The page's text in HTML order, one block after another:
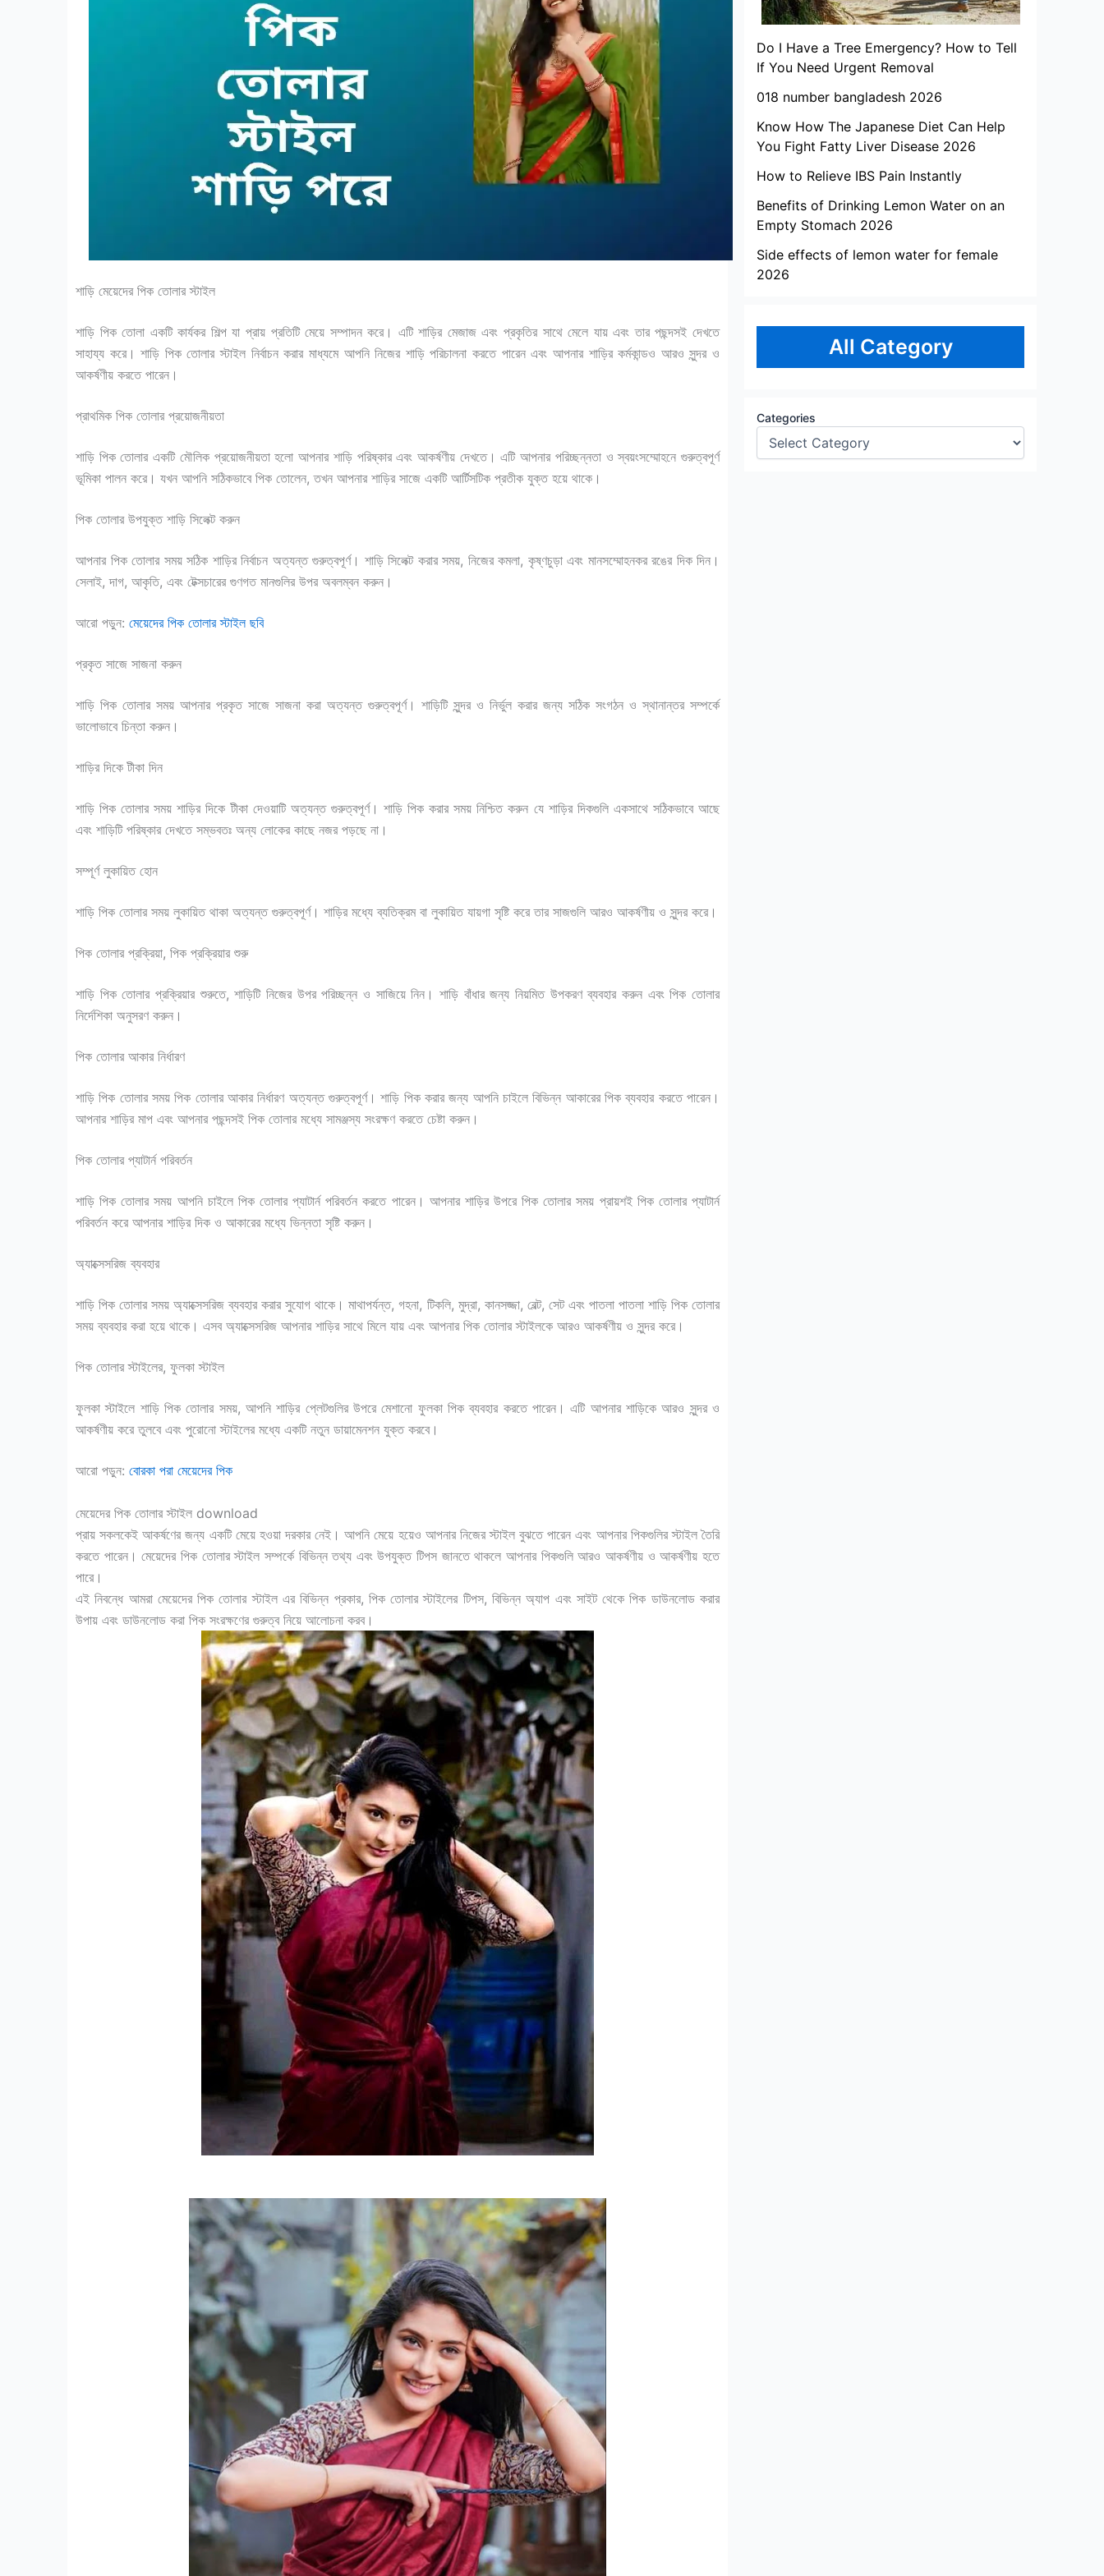
শাড়ি মেয়েদের পিক তোলার স্টাইল
শাড়ি পিক তোলা একটি কার্যকর শিল্প যা প্রায় প্রতিটি মেয়ে সম্পাদন করে। এটি শাড়ির মেজাজ এবং প্রকৃতির সাথে মেলে যায় এবং তার পছন্দসই দেখতে
সাহায্য করে। শাড়ি পিক তোলার স্টাইল নির্বাচন করার মাধ্যমে আপনি নিজের শাড়ি পরিচালনা করতে পারেন এবং আপনার শাড়ির কর্মকান্ডও আরও সুন্দর ও
আকর্ষণীয় করতে পারেন।
প্রাথমিক পিক তোলার প্রয়োজনীয়তা
শাড়ি পিক তোলার একটি মৌলিক প্রয়োজনীয়তা হলো আপনার শাড়ি পরিষ্কার এবং আকর্ষণীয় দেখতে। এটি আপনার পরিচ্ছন্নতা ও স্বয়ংসম্মোহনে গুরুত্বপূর্ণ
ভূমিকা পালন করে। যখন আপনি সঠিকভাবে পিক তোলেন, তখন আপনার শাড়ির সাজে একটি আর্টিসটিক প্রতীক যুক্ত হয়ে থাকে।
পিক তোলার উপযুক্ত শাড়ি সিলেক্ট করুন
আপনার পিক তোলার সময় সঠিক শাড়ির নির্বাচন অত্যন্ত গুরুত্বপূর্ণ। শাড়ি সিলেক্ট করার সময়, নিজের কমলা, কৃষ্ণচুড়া এবং মানসম্মোহনকর রঙের দিক দিন।
সেলাই, দাগ, আকৃতি, এবং টেক্সচারের গুণগত মানগুলির উপর অবলম্বন করুন।
আরো পড়ুন: মেয়েদের পিক তোলার স্টাইল ছবি
প্রকৃত সাজে সাজনা করুন
শাড়ি পিক তোলার সময় আপনার প্রকৃত সাজে সাজনা করা অত্যন্ত গুরুত্বপূর্ণ। শাড়িটি সুন্দর ও নির্ভুল করার জন্য সঠিক সংগঠন ও স্থানান্তর সম্পর্কে
ভালোভাবে চিন্তা করুন।
শাড়ির দিকে টীকা দিন
শাড়ি পিক তোলার সময় শাড়ির দিকে টীকা দেওয়াটি অত্যন্ত গুরুত্বপূর্ণ। শাড়ি পিক করার সময় নিশ্চিত করুন যে শাড়ির দিকগুলি একসাথে সঠিকভাবে আছে
এবং শাড়িটি পরিষ্কার দেখতে সম্ভবতঃ অন্য লোকের কাছে নজর পড়ছে না।
সম্পূর্ণ লুকায়িত হোন
শাড়ি পিক তোলার সময় লুকায়িত থাকা অত্যন্ত গুরুত্বপূর্ণ। শাড়ির মধ্যে ব্যতিক্রম বা লুকায়িত যায়গা সৃষ্টি করে তার সাজগুলি আরও আকর্ষণীয় ও সুন্দর করে।
পিক তোলার প্রক্রিয়া, পিক প্রক্রিয়ার শুরু
শাড়ি পিক তোলার প্রক্রিয়ার শুরুতে, শাড়িটি নিজের উপর পরিচ্ছন্ন ও সাজিয়ে নিন। শাড়ি বাঁধার জন্য নিয়মিত উপকরণ ব্যবহার করুন এবং পিক তোলার
নির্দেশিকা অনুসরণ করুন।
পিক তোলার আকার নির্ধারণ
শাড়ি পিক তোলার সময় পিক তোলার আকার নির্ধারণ অত্যন্ত গুরুত্বপূর্ণ। শাড়ি পিক করার জন্য আপনি চাইলে বিভিন্ন আকারের পিক ব্যবহার করতে পারেন।
আপনার শাড়ির মাপ এবং আপনার পছন্দসই পিক তোলার মধ্যে সামঞ্জস্য সংরক্ষণ করতে চেষ্টা করুন।
পিক তোলার প্যাটার্ন পরিবর্তন
শাড়ি পিক তোলার সময় আপনি চাইলে পিক তোলার প্যাটার্ন পরিবর্তন করতে পারেন। আপনার শাড়ির উপরে পিক তোলার সময় প্রায়শই পিক তোলার প্যাটার্ন
পরিবর্তন করে আপনার শাড়ির দিক ও আকারের মধ্যে ভিন্নতা সৃষ্টি করুন।
অ্যাক্সেসরিজ ব্যবহার
শাড়ি পিক তোলার সময় অ্যাক্সেসরিজ ব্যবহার করার সুযোগ থাকে। মাথাপর্যন্ত, গহনা, টিকলি, মুদ্রা, কানসজ্জা, বেল্ট, সেট এবং পাতলা পাতলা শাড়ি পিক তোলার
সময় ব্যবহার করা হয়ে থাকে। এসব অ্যাক্সেসরিজ আপনার শাড়ির সাথে মিলে যায় এবং আপনার পিক তোলার স্টাইলকে আরও আকর্ষণীয় ও সুন্দর করে।
পিক তোলার স্টাইলের, ফুলকা স্টাইল
ফুলকা স্টাইলে শাড়ি পিক তোলার সময়, আপনি শাড়ির প্লেটগুলির উপরে মেশানো ফুলকা পিক ব্যবহার করতে পারেন। এটি আপনার শাড়িকে আরও সুন্দর ও
আকর্ষণীয় করে তুলবে এবং পুরোনো স্টাইলের মধ্যে একটি নতুন ডায়ামেনশন যুক্ত করবে।
আরো পড়ুন: বোরকা পরা মেয়েদের পিক
মেয়েদের পিক তোলার স্টাইল download
প্রায় সকলকেই আকর্ষণের জন্য একটি মেয়ে হওয়া দরকার নেই। আপনি মেয়ে হয়েও আপনার নিজের স্টাইল বুঝতে পারেন এবং আপনার পিকগুলির স্টাইল তৈরি
করতে পারেন। মেয়েদের পিক তোলার স্টাইল সম্পর্কে বিভিন্ন তথ্য এবং উপযুক্ত টিপস জানতে থাকলে আপনার পিকগুলি আরও আকর্ষণীয় ও আকর্ষণীয় হতে
পারে।
এই নিবন্ধে আমরা মেয়েদের পিক তোলার স্টাইল এর বিভিন্ন প্রকার, পিক তোলার স্টাইলের টিপস, বিভিন্ন অ্যাপ এবং সাইট থেকে পিক ডাউনলোড করার
উপায় এবং ডাউনলোড করা পিক সংরক্ষণের গুরুত্ব নিয়ে আলোচনা করব।
Do I Have a Tree Emergency? How to Tell
If You Need Urgent Removal
018 number bangladesh 2026
Know How The Japanese Diet Can Help
You Fight Fatty Liver Disease 2026
How to Relieve IBS Pain Instantly
Benefits of Drinking Lemon Water on an
Empty Stomach 2026
Side effects of lemon water for female
2026
All Category
Categories